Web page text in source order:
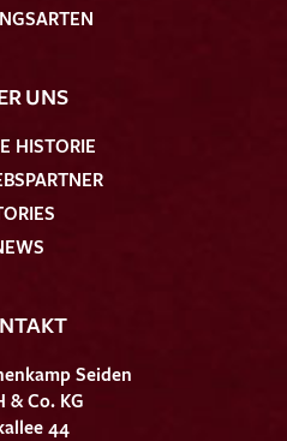
UNS
HISTORIE
Seiden
& Co. KG
44